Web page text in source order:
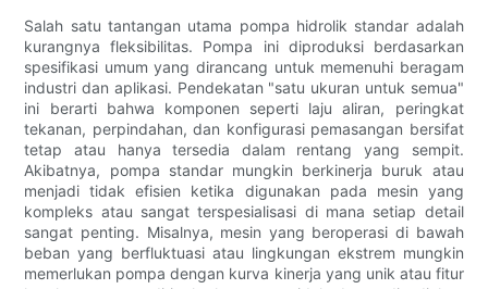
Salah satu tantangan utama pompa hidrolik standar adalah
kurangnya fleksibilitas. Pompa ini diproduksi berdasarkan
spesifikasi umum yang dirancang untuk memenuhi beragam
industri dan aplikasi. Pendekatan "satu ukuran untuk semua"
ini berarti bahwa komponen seperti laju aliran, peringkat
tekanan, perpindahan, dan konfigurasi pemasangan bersifat
tetap atau hanya tersedia dalam rentang yang sempit.
Akibatnya, pompa standar mungkin berkinerja buruk atau
menjadi tidak efisien ketika digunakan pada mesin yang
kompleks atau sangat terspesialisasi di mana setiap detail
sangat penting. Misalnya, mesin yang beroperasi di bawah
beban yang berfluktuasi atau lingkungan ekstrem mungkin
memerlukan pompa dengan kurva kinerja yang unik atau fitur